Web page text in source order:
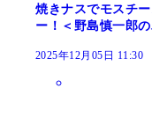
焼きナスでモスチ
ー！＜野島慎一郎
2025年12月05日 11:30